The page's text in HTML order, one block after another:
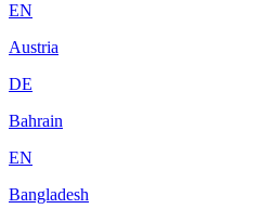
EN
Austria
DE
Bahrain
EN
Bangladesh